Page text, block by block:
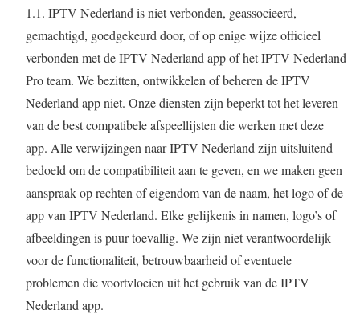
1.1. IPTV Nederland is niet verbonden, geassocieerd,
gemachtigd, goedgekeurd door, of op enige wijze officieel
verbonden met de IPTV Nederland app of het IPTV Nederland
Pro team. We bezitten, ontwikkelen of beheren de IPTV
Nederland app niet. Onze diensten zijn beperkt tot het leveren
van de best compatibele afspeellijsten die werken met deze
app. Alle verwijzingen naar IPTV Nederland zijn uitsluitend
bedoeld om de compatibiliteit aan te geven, en we maken geen
aanspraak op rechten of eigendom van de naam, het logo of de
app van IPTV Nederland. Elke gelijkenis in namen, logo’s of
afbeeldingen is puur toevallig. We zijn niet verantwoordelijk
voor de functionaliteit, betrouwbaarheid of eventuele
problemen die voortvloeien uit het gebruik van de IPTV
Nederland app.